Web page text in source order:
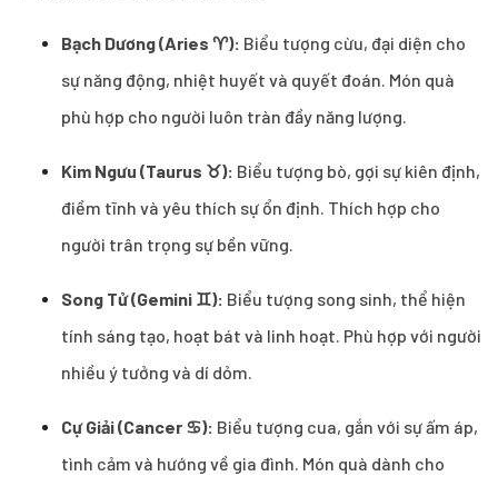
Bạch Dương (Aries ♈): Biểu tượng cừu, đại diện cho
sự năng động, nhiệt huyết và quyết đoán. Món quà
phù hợp cho người luôn tràn đầy năng lượng.
Kim Ngưu (Taurus ♉): Biểu tượng bò, gợi sự kiên định,
điềm tĩnh và yêu thích sự ổn định. Thích hợp cho
người trân trọng sự bền vững.
Song Tử (Gemini ♊): Biểu tượng song sinh, thể hiện
tính sáng tạo, hoạt bát và linh hoạt. Phù hợp với người
nhiều ý tưởng và dí dỏm.
Cự Giải (Cancer ♋): Biểu tượng cua, gắn với sự ấm áp,
tình cảm và hướng về gia đình. Món quà dành cho